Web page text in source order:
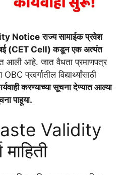
Notice राज्य सामाईक प्रवेश
मुंबई (CET Cell) कडून एक अत्यंत
आली आहे. जात वैधता प्रमाणपत्र
प्रवर्गातील विद्यार्थ्यांसाठी
करण्याच्या सूचना देण्यात आल्या
पाहूया.
Validity